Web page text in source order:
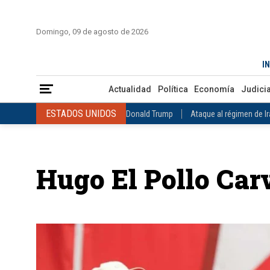
Domingo, 09 de agosto de 2026
Actualidad Política Economía Judicial
ESTADOS UNIDOS Donald Trump Ataque al régimen de
VENEZUELA Juicio contra Maduro Terremoto en
MÉXICO
ESTADOS UNIDOS
INTERNACIONAL Raúl Castro José Luis Rodríguez Zapatero
COLOMBIA Elecciones Presidenciales en Colombia Gustavo
Hugo El Pollo